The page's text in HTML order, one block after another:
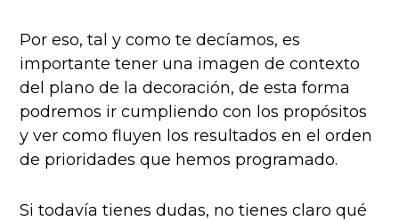
Por eso, tal y como te decíamos, es
importante tener una imagen de contexto
del plano de la decoración, de esta forma
podremos ir cumpliendo con los propósitos
y ver como fluyen los resultados en el orden
de prioridades que hemos programado.
Si todavía tienes dudas, no tienes claro qué